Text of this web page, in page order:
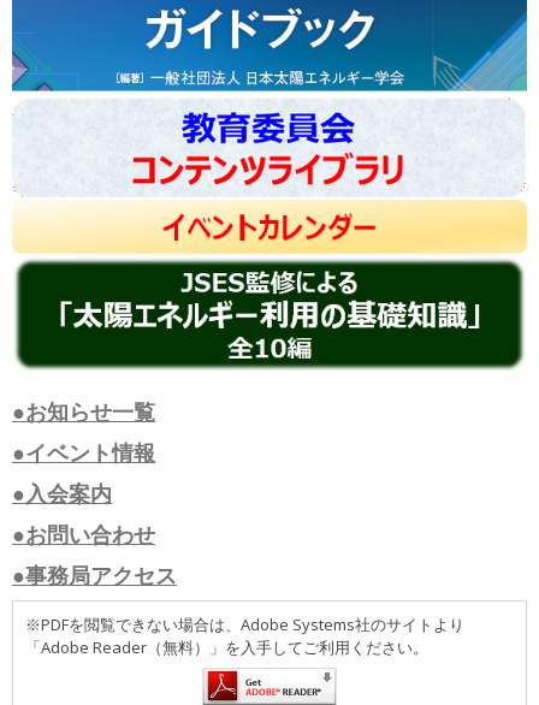
●お知らせ一覧
●イベント情報
●入会案内
●お問い合わせ
●事務局アクセス
※PDFを閲覧できない場合は、Adobe Systems社のサイトより
「Adobe Reader（無料）」を入手してご利用ください。